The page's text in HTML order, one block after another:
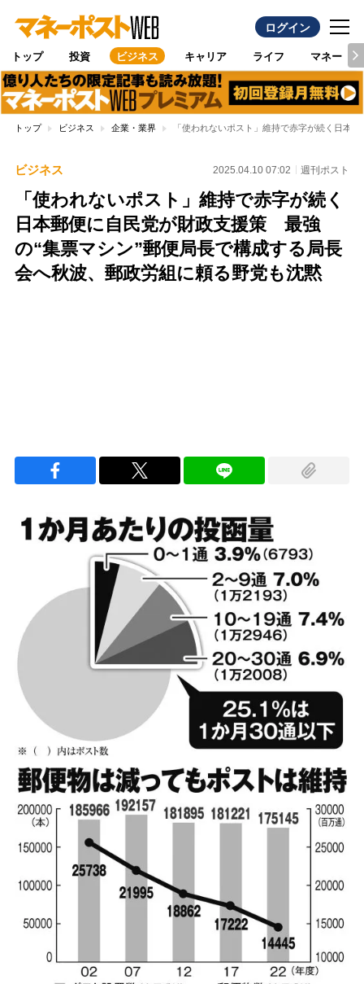
ログイン
トップ 投資 ビジネス キャリア ライフ マネー
トップ ビジネス 企業・業界 「使われないポスト」維持で赤字が続く日本
ビジネス 2025.04.10 07:02 週刊ポスト
「使われないポスト」維持で赤字が続く
日本郵便に自民党が財政支援策 最強
の“集票マシン”郵便局長で構成する局長
会へ秋波、郵政労組に頼る野党も沈黙